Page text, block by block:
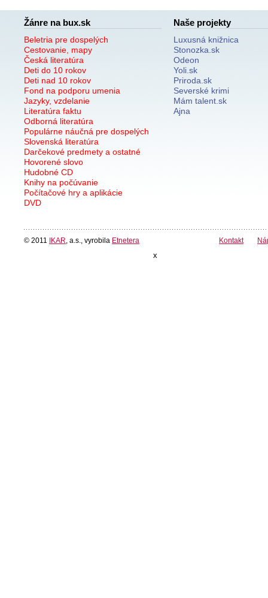
Žánre na bux.sk
Beletria pre dospelých
Cestovanie, mapy
Česká literatúra
Deti do 10 rokov
Deti nad 10 rokov
Fond na podporu umenia
Jazyky, vzdelanie
Literatúra faktu
Odborná literatúra
Populárne náučná pre dospelých
Slovenská literatúra
Darčekové predmety a ostatné
Hovorené slovo
Hudobné CD
Knihy na počúvanie
Počítačové hry a aplikácie
DVD
Naše projekty
Luxusná knižnica
Stonozka.sk
Odeon
Yoli.sk
Priroda.sk
Severské krimi
Mám talent.sk
Ajna
© 2011 IKAR , a.s., vyrobila Etnetera Kontakt
x